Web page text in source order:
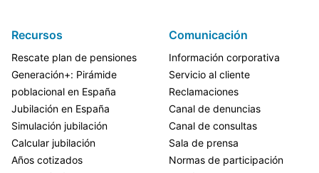
Recursos
Rescate plan de pensiones
Generación+: Pirámide
poblacional en España
Jubilación en España
Simulación jubilación
Calcular jubilación
Años cotizados
Comunicación
Información corporativa
Servicio al cliente
Reclamaciones
Canal de denuncias
Canal de consultas
Sala de prensa
Normas de participación